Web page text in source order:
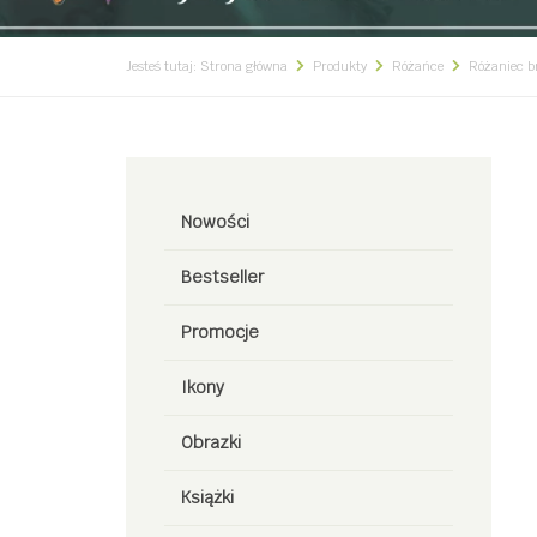
Jesteś tutaj: Strona główna Produkty Różańce Różaniec
Nowości
Bestseller
Promocje
Ikony
Obrazki
Książki